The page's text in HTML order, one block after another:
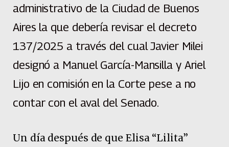
administrativo de la Ciudad de Buenos
Aires la que debería revisar el decreto
137/2025 a través del cual Javier Milei
designó a Manuel García-Mansilla y Ariel
Lijo en comisión en la Corte pese a no
contar con el aval del Senado.
Un día después de que Elisa “Lilita”